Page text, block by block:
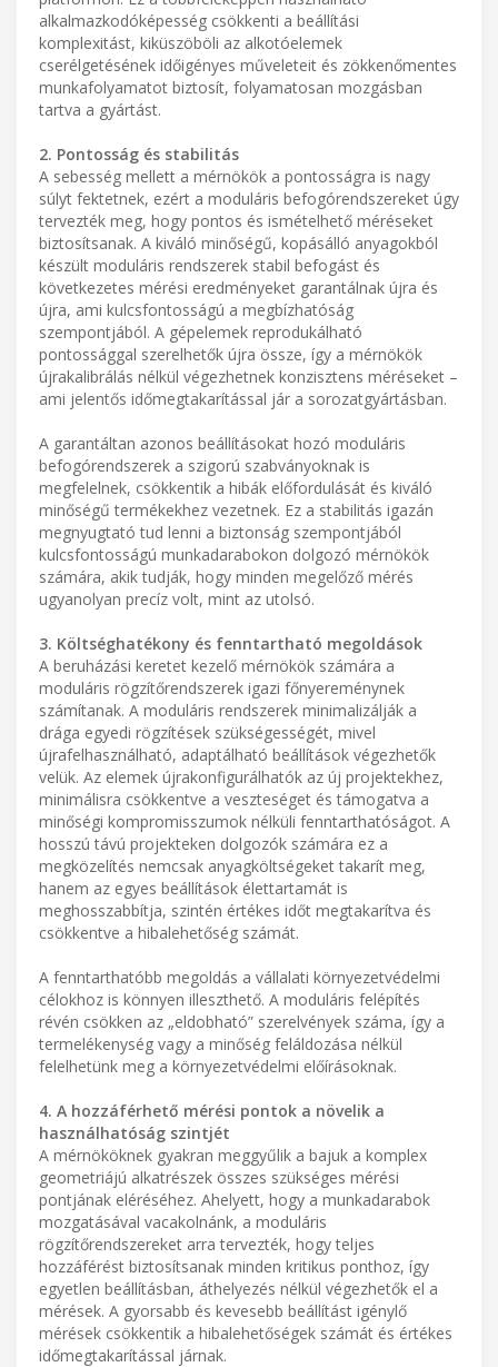
alkalmazkodóképesség csökkenti a beállítási
komplexitást, kiküszöböli az alkotóelemek
cserélgetésének időigényes műveleteit és zökkenőmentes
munkafolyamatot biztosít, folyamatosan mozgásban
tartva a gyártást.
2. Pontosság és stabilitás
A sebesség mellett a mérnökök a pontosságra is nagy
súlyt fektetnek, ezért a moduláris befogórendszereket úgy
tervezték meg, hogy pontos és ismételhető méréseket
biztosítsanak. A kiváló minőségű, kopásálló anyagokból
készült moduláris rendszerek stabil befogást és
következetes mérési eredményeket garantálnak újra és
újra, ami kulcsfontosságú a megbízhatóság
szempontjából. A gépelemek reprodukálható
pontossággal szerelhetők újra össze, így a mérnökök
újrakalibrálás nélkül végezhetnek konzisztens méréseket –
ami jelentős időmegtakarítással jár a sorozatgyártásban.
A garantáltan azonos beállításokat hozó moduláris
befogórendszerek a szigorú szabványoknak is
megfelelnek, csökkentik a hibák előfordulását és kiváló
minőségű termékekhez vezetnek. Ez a stabilitás igazán
megnyugtató tud lenni a biztonság szempontjából
kulcsfontosságú munkadarabokon dolgozó mérnökök
számára, akik tudják, hogy minden megelőző mérés
ugyanolyan precíz volt, mint az utolsó.
3. Költséghatékony és fenntartható megoldások
A beruházási keretet kezelő mérnökök számára a
moduláris rögzítőrendszerek igazi főnyereménynek
számítanak. A moduláris rendszerek minimalizálják a
drága egyedi rögzítések szükségességét, mivel
újrafelhasználható, adaptálható beállítások végezhetők
velük. Az elemek újrakonfigurálhatók az új projektekhez,
minimálisra csökkentve a veszteséget és támogatva a
minőségi kompromisszumok nélküli fenntarthatóságot. A
hosszú távú projekteken dolgozók számára ez a
megközelítés nemcsak anyagköltségeket takarít meg,
hanem az egyes beállítások élettartamát is
meghosszabbítja, szintén értékes időt megtakarítva és
csökkentve a hibalehetőség számát.
A fenntarthatóbb megoldás a vállalati környezetvédelmi
célokhoz is könnyen illeszthető. A moduláris felépítés
révén csökken az „eldobható” szerelvények száma, így a
termelékenység vagy a minőség feláldozása nélkül
felelhetünk meg a környezetvédelmi előírásoknak.
4. A hozzáférhető mérési pontok a növelik a
használhatóság szintjét
A mérnököknek gyakran meggyűlik a bajuk a komplex
geometriájú alkatrészek összes szükséges mérési
pontjának eléréséhez. Ahelyett, hogy a munkadarabok
mozgatásával vacakolnánk, a moduláris
rögzítőrendszereket arra tervezték, hogy teljes
hozzáférést biztosítsanak minden kritikus ponthoz, így
egyetlen beállításban, áthelyezés nélkül végezhetők el a
mérések. A gyorsabb és kevesebb beállítást igénylő
mérések csökkentik a hibalehetőségek számát és értékes
időmegtakarítással járnak.